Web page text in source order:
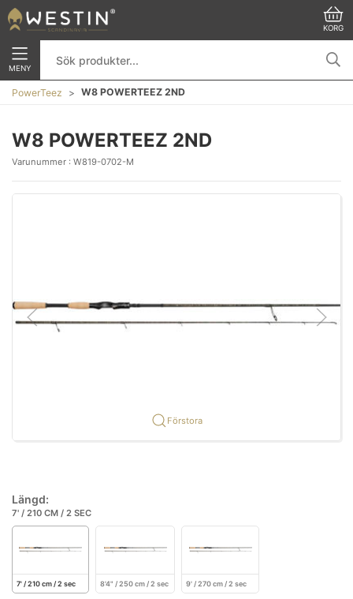
KORG
MENY
PowerTeez W8 POWERTEEZ 2ND
W8 POWERTEEZ 2ND
Varunummer : W819-0702-M
Förstora
Längd:
7' / 210 CM / 2 SEC
7' / 210 cm / 2 sec 8'4" / 250 cm / 2 sec 9' / 270 cm / 2 sec